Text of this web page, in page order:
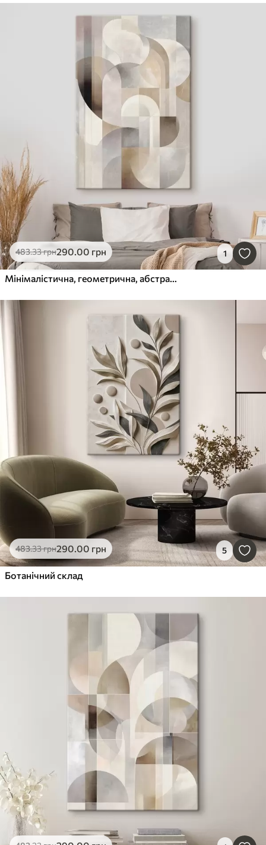
483.33грн290.00 грн 1
Мінімалістична, геометрична, абстрактна композиція, виконана в палітрі ніжних відтінків бежевого, кремового, сіро-коричневого та сіро-бежевого кольорів
483.33грн290.00 грн 5
Ботанічний склад